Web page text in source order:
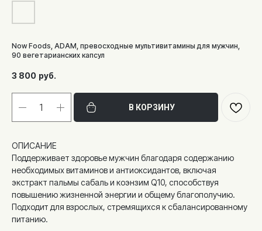
Now Foods, ADAM, превосходные мультивитамины для мужчин,
90 вегетарианских капсул
3 800 руб.
В КОРЗИНУ
ОПИСАНИЕ
Поддерживает здоровье мужчин благодаря содержанию
необходимых витаминов и антиоксидантов, включая
экстракт пальмы сабаль и коэнзим Q10, способствуя
повышению жизненной энергии и общему благополучию.
Подходит для взрослых, стремящихся к сбалансированному
питанию.